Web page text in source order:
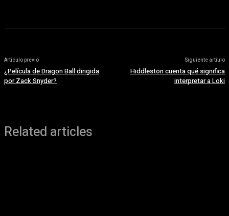
Articulo previo
¿Película de Dragon Ball dirigida
por Zack Snyder?
Siguiente artiulo
Hiddleston cuenta qué significa
interpretar a Loki
Related articles